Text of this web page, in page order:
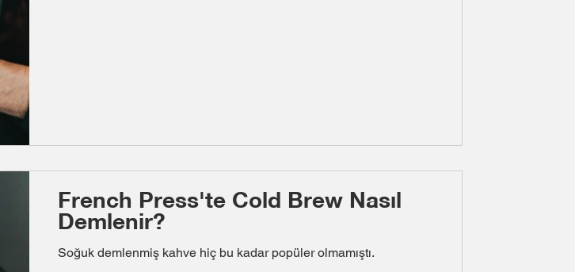
French Press'te Cold Brew Nasıl
Demlenir?
Soğuk demlenmiş kahve hiç bu kadar popüler olmamıştı.